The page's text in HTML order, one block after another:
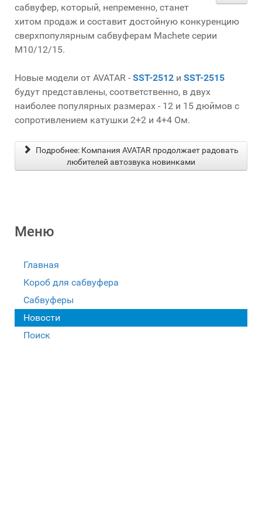
сабвуфер, который, непременно, станет
хитом продаж и составит достойную конкуренцию
сверхпопулярным сабвуферам Machete серии
M10/12/15.
Новые модели от AVATAR - SST-2512 и SST-2515
будут представлены, соответственно, в двух
наиболее популярных размерах - 12 и 15 дюймов с
сопротивлением катушки 2+2 и 4+4 Ом.
Подробнее: Компания AVATAR продолжает радовать
любителей автозвука новинками
Меню
Главная
Короб для сабвуфера
Сабвуферы
Новости
Поиск